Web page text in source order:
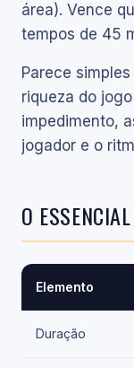
área). Vence
tempos de 45
Parece
riqueza do
impedimento,
jogador e o
O
Elemento
Duração